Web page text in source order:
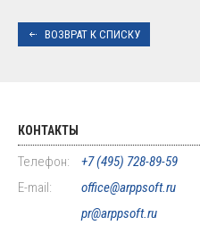
ВОЗВРАТ К СПИСКУ
КОНТАКТЫ
Телефон:
+7 (495) 728-89-59
E-mail:
office@arppsoft.ru
pr@arppsoft.ru